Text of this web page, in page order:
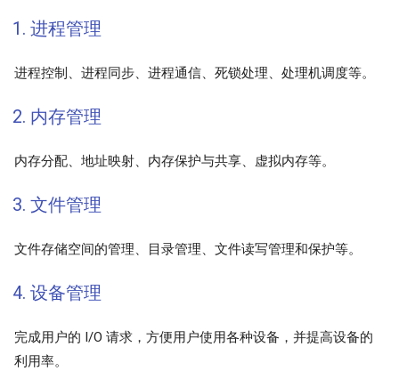
1. 进程管理
进程控制、进程同步、进程通信、死锁处理、处理机调度等。
2. 内存管理
内存分配、地址映射、内存保护与共享、虚拟内存等。
3. 文件管理
文件存储空间的管理、目录管理、文件读写管理和保护等。
4. 设备管理
完成用户的 I/O 请求，方便用户使用各种设备，并提高设备的
利用率。